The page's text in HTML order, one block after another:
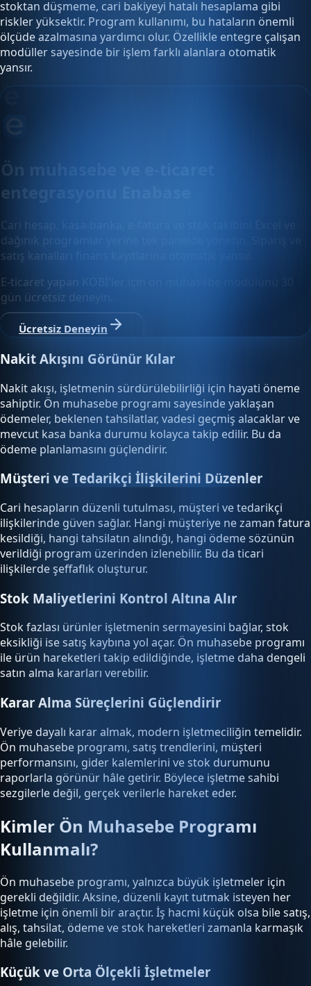
stoktan düşmeme, cari bakiyeyi hatalı hesaplama gibi
riskler yüksektir. Program kullanımı, bu hataların önemli
ölçüde azalmasına yardımcı olur. Özellikle entegre çalışan
modüller sayesinde bir işlem farklı alanlara otomatik
yansır.
Ön muhasebe ve e-ticaret
entegrasyonu Enabase
Cari hesap, kasa-banka, e-fatura ve stok takibini Excel ve
dağınık programlar yerine tek panelde yönetin. Sipariş ve
satış kanalları finans kayıtlarına otomatik yansır.
E-ticaret yapan KOBİ'ler için ön muhasebe modülünü 30
gün ücretsiz deneyin.
Ücretsiz Deneyin
Nakit Akışını Görünür Kılar
Nakit akışı, işletmenin sürdürülebilirliği için hayati öneme
sahiptir. Ön muhasebe programı sayesinde yaklaşan
ödemeler, beklenen tahsilatlar, vadesi geçmiş alacaklar ve
mevcut kasa banka durumu kolayca takip edilir. Bu da
ödeme planlamasını güçlendirir.
Müşteri ve Tedarikçi İlişkilerini Düzenler
Cari hesapların düzenli tutulması, müşteri ve tedarikçi
ilişkilerinde güven sağlar. Hangi müşteriye ne zaman fatura
kesildiği, hangi tahsilatın alındığı, hangi ödeme sözünün
verildiği program üzerinden izlenebilir. Bu da ticari
ilişkilerde şeffaflık oluşturur.
Stok Maliyetlerini Kontrol Altına Alır
Stok fazlası ürünler işletmenin sermayesini bağlar, stok
eksikliği ise satış kaybına yol açar. Ön muhasebe programı
ile ürün hareketleri takip edildiğinde, işletme daha dengeli
satın alma kararları verebilir.
Karar Alma Süreçlerini Güçlendirir
Veriye dayalı karar almak, modern işletmeciliğin temelidir.
Ön muhasebe programı, satış trendlerini, müşteri
performansını, gider kalemlerini ve stok durumunu
raporlarla görünür hâle getirir. Böylece işletme sahibi
sezgilerle değil, gerçek verilerle hareket eder.
Kimler Ön Muhasebe Programı
Kullanmalı?
Ön muhasebe programı, yalnızca büyük işletmeler için
gerekli değildir. Aksine, düzenli kayıt tutmak isteyen her
işletme için önemli bir araçtır. İş hacmi küçük olsa bile satış,
alış, tahsilat, ödeme ve stok hareketleri zamanla karmaşık
hâle gelebilir.
Küçük ve Orta Ölçekli İşletmeler